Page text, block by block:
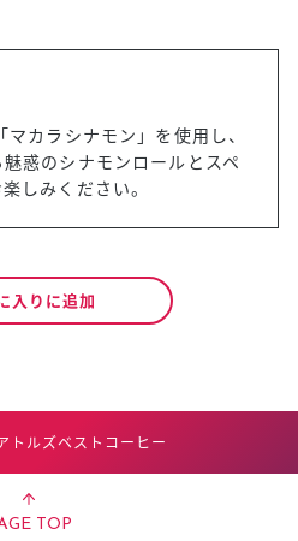
カラシナモン」を使用し、
惑のシナモンロールとスペ
しみください。
入りに追加
トルズベストコーヒー
TOP